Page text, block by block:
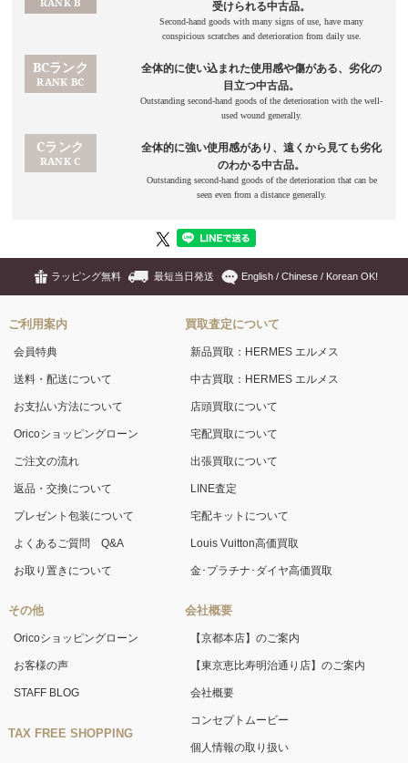
ラッピング無料 最短当日発送 English / Chinese / Korean OK!
ご利用案内
会員特典
送料・配送について
お支払い方法について
Oricoショッピングローン
ご注文の流れ
返品・交換について
プレゼント包装について
よくあるご質問 Q&A
お取り置きについて
その他
Oricoショッピングローン
お客様の声
STAFF BLOG
TAX FREE SHOPPING
買取査定について
新品買取：HERMES エルメス
中古買取：HERMES エルメス
店頭買取について
宅配買取について
出張買取について
LINE査定
宅配キットについて
Louis Vuitton高価買取
金･プラチナ･ダイヤ高価買取
会社概要
【京都本店】のご案内
【東京恵比寿明治通り店】のご案内
会社概要
コンセプトムービー
個人情報の取り扱い